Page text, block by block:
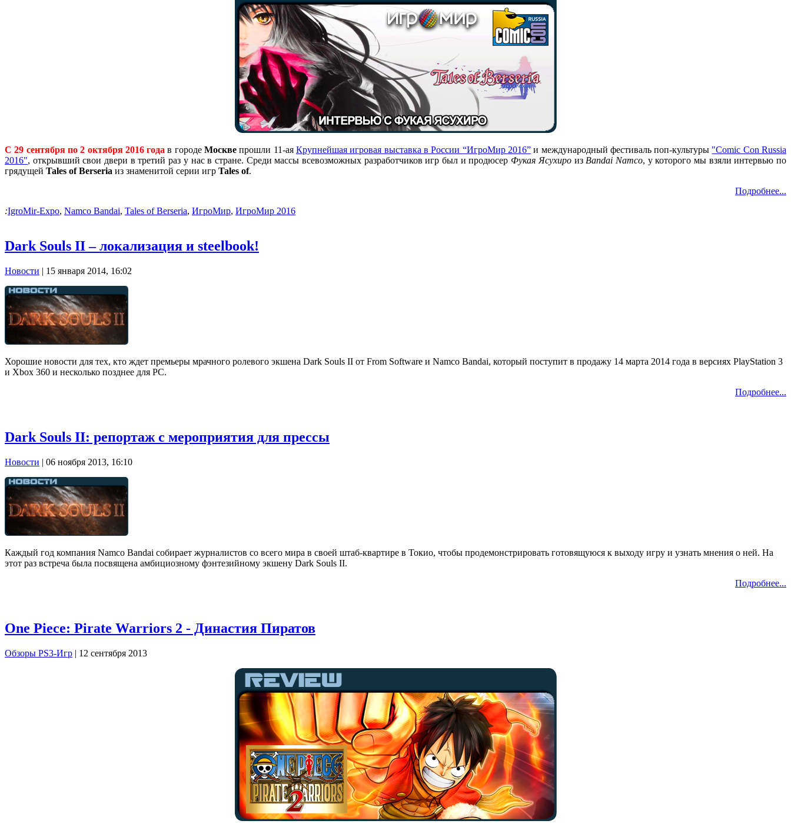
С 29 сентября по 2 октября 2016 года в городеМоскве прошли 11-аяКрупнейшая игровая выставка в России “ИгроМир 2016”и международный фестиваль поп-культуры "Comic Con Russia
2016", открывший свои двери в третий раз у нас в стране. Среди массы всевозможных разработчиков игр был и продюсер Фукая Ясухироиз Bandai Namco, у которого мы взяли интервью по
грядущей Tales of Berseria из знаменитой серии игр Tales of.
Подробнее...
:IgroMir-Expo, Namco Bandai, Tales of Berseria, ИгроМир, ИгроМир 2016
Dark Souls II – локализация и steelbook!
Новости | 15 января 2014, 16:02
Хорошие новости для тех, кто ждет премьеры мрачного ролевого экшена Dark Souls II от From Software и Namco Bandai, который поступит в продажу 14 марта 2014 года в версиях PlayStation 3
и Xbox 360 и несколько позднее для PC.
Подробнее...
Dark Souls II: репортаж с мероприятия для прессы
Новости | 06 ноября 2013, 16:10
Каждый год компания Namco Bandai собирает журналистов со всего мира в своей штаб-квартире в Токио, чтобы продемонстрировать готовящуюся к выходу игру и узнать мнения о ней. На
этот раз встреча была посвящена амбициозному фэнтезийному экшену Dark Souls II.
Подробнее...
One Piece: Pirate Warriors 2 - Династия Пиратов
Обзоры PS3-Игр | 12 сентября 2013